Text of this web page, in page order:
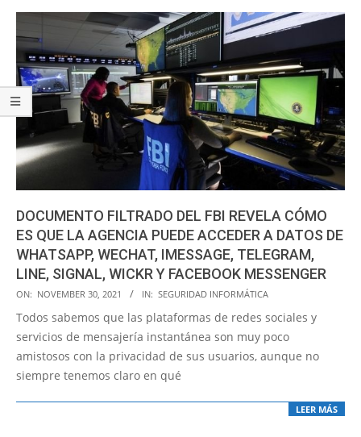
DOCUMENTO FILTRADO DEL FBI REVELA CÓMO
ES QUE LA AGENCIA PUEDE ACCEDER A DATOS DE
WHATSAPP, WECHAT, IMESSAGE, TELEGRAM,
LINE, SIGNAL, WICKR Y FACEBOOK MESSENGER
2021-
11-
30
ON: NOVEMBER 30, 2021 IN: SEGURIDAD INFORMÁTICA
Todos sabemos que las plataformas de redes sociales y
servicios de mensajería instantánea son muy poco
amistosos con la privacidad de sus usuarios, aunque no
siempre tenemos claro en qué
LEER MÁS